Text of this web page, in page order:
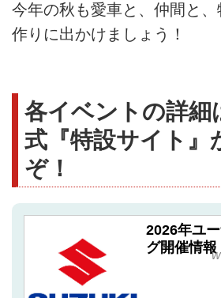
今年の秋も愛車と、仲間と
作りに出かけましょう！
各イベントの詳細
式『特設サイト』
ぞ！
2026年ユ
グ開催情報